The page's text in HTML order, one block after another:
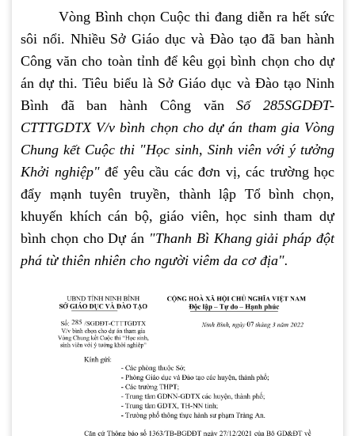
Vòng Bình chọn Cuộc thi đang diễn ra hết sức
sôi nổi. Nhiều Sở Giáo dục và Đào tạo đã ban hành
Công văn cho toàn tỉnh để kêu gọi bình chọn cho dự
án dự thi. Tiêu biểu là Sở Giáo dục và Đào tạo Ninh
Bình đã ban hành Công vănSố 285SGDĐT-
CTTTGDTX V/v bình chọn cho dự án tham gia Vòng
Chung kết Cuộc thi "Học sinh, Sinh viên với ý tưởng
Khởi nghiệp" để yêu cầu các đơn vị, các trường học
đẩy mạnh tuyên truyền, thành lập Tổ bình chọn,
khuyến khích cán bộ, giáo viên, học sinh tham dự
bình chọn cho Dự án "Thanh Bì Khang giải pháp đột
phá từ thiên nhiên cho người viêm da cơ địa".